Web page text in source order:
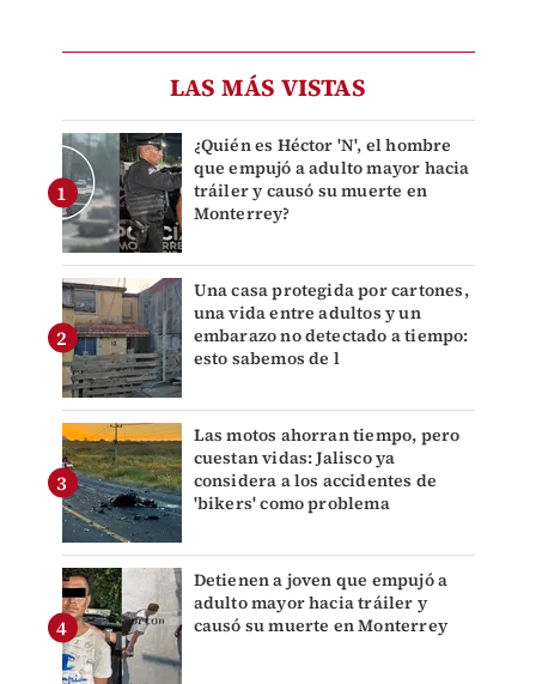
LAS MÁS VISTAS
¿Quién es Héctor 'N', el hombre
que empujó a adulto mayor hacia
tráiler y causó su muerte en
Monterrey?
Una casa protegida por cartones,
una vida entre adultos y un
embarazo no detectado a tiempo:
esto sabemos de l
Las motos ahorran tiempo, pero
cuestan vidas: Jalisco ya
considera a los accidentes de
'bikers' como problema
Detienen a joven que empujó a
adulto mayor hacia tráiler y
causó su muerte en Monterrey